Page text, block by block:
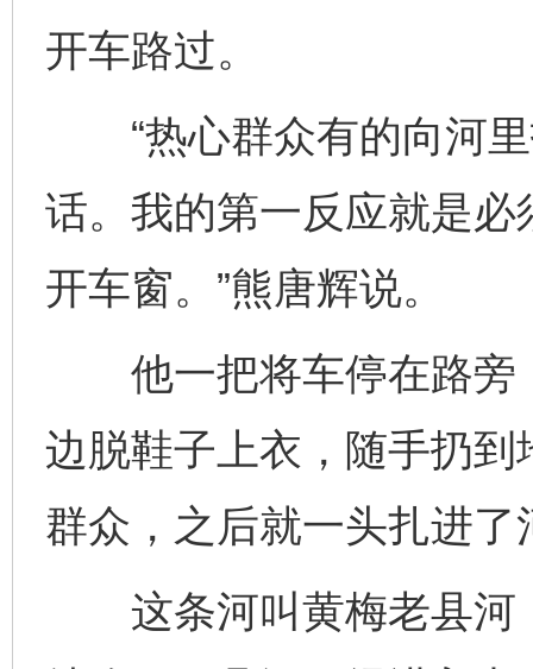
开车路过。
“热心群众有的向河里
话。我的第一反应就是
开车窗。”熊唐辉说。
他一把将车停在路旁
边脱鞋子上衣，随手扔
群众，之后就一头扎进了
这条河叫黄梅老县河